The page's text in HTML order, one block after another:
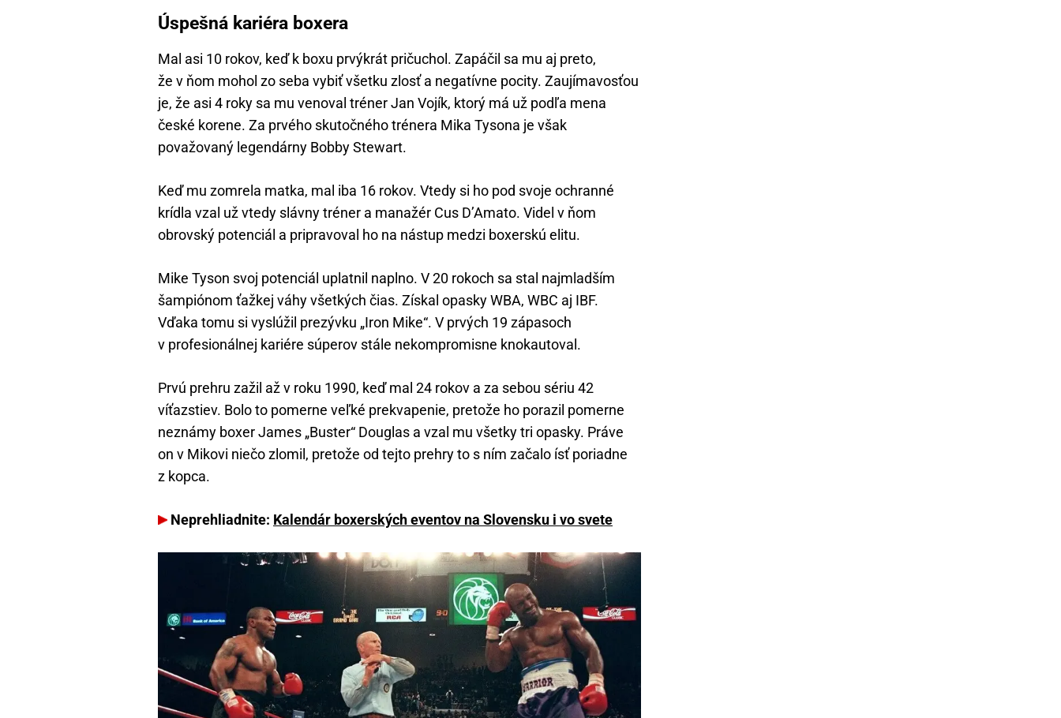
Úspešná kariéra boxera
Mal asi 10 rokov, keď k boxu prvýkrát pričuchol. Zapáčil sa mu aj preto,
že v ňom mohol zo seba vybiť všetku zlosť a negatívne pocity. Zaujímavosťou
je, že asi 4 roky sa mu venoval tréner Jan Vojík, ktorý má už podľa mena
české korene. Za prvého skutočného trénera Mika Tysona je však
považovaný legendárny Bobby Stewart.
Keď mu zomrela matka, mal iba 16 rokov. Vtedy si ho pod svoje ochranné
krídla vzal už vtedy slávny tréner a manažér Cus D’Amato. Videl v ňom
obrovský potenciál a pripravoval ho na nástup medzi boxerskú elitu.
Mike Tyson svoj potenciál uplatnil naplno. V 20 rokoch sa stal najmladším
šampiónom ťažkej váhy všetkých čias. Získal opasky WBA, WBC aj IBF.
Vďaka tomu si vyslúžil prezývku „Iron Mike“. V prvých 19 zápasoch
v profesionálnej kariére súperov stále nekompromisne knokautoval.
Prvú prehru zažil až v roku 1990, keď mal 24 rokov a za sebou sériu 42
víťazstiev. Bolo to pomerne veľké prekvapenie, pretože ho porazil pomerne
neznámy boxer James „Buster“ Douglas a vzal mu všetky tri opasky. Práve
on v Mikovi niečo zlomil, pretože od tejto prehry to s ním začalo ísť poriadne
z kopca.
Neprehliadnite: Kalendár boxerských eventov na Slovensku i vo svete